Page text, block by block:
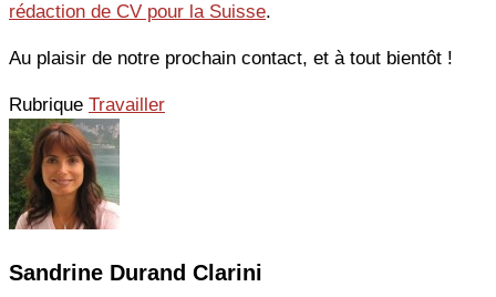
rédaction de CV pour la Suisse.
Au plaisir de notre prochain contact, et à tout bientôt !
Rubrique Travailler
Sandrine Durand Clarini